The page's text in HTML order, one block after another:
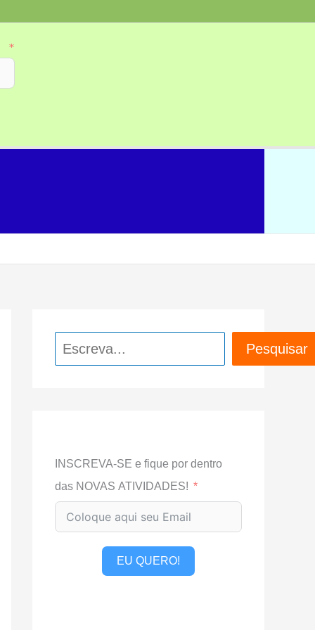
Pesquisar Pesquisar
INSCREVA-SE e fique por dentro
das NOVAS ATIVIDADES!
EU QUERO!